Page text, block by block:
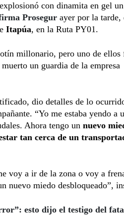
con dinamita en gel un
Prosegur ayer por la tarde,
Itapúa, en la Ruta PY01.
millonario, pero uno de ellos
un guardia de la empresa
dio detalles de lo
“Yo me estaba yendo a
Ahora tengo un nuevo
tan cerca de un
voy a ir de la zona o voy a
nuevo miedo desbloqueado”,
esto dijo el testigo del